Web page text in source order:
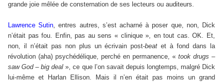
grande joie mêlée de consternation de ses lecteurs ou auditeurs.
Lawrence Sutin, entres autres, s’est acharné à poser que, non, Dick
n’était pas fou. Enfin, pas au sens « clinique », en tout cas. OK. Et,
non, il n’était pas non plus un écrivain post-beat et à fond dans la
révolution (aha) psychédélique, perché en permanence, « took drugs –
saw God – big deal », ce que l’on savait depuis longtemps, malgré Dick
lui-même et Harlan Ellison. Mais il n’en était pas moins un grand